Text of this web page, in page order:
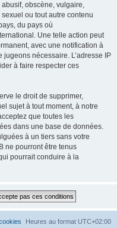
obscène, vulgaire,
ou tout autre contenu
du pays où
Une telle action peut
avec une notification à
jugeons nécessaire. L’adresse IP
à faire respecter ces
le droit de supprimer,
sujet à tout moment, à notre
que toutes les
dans une base de données.
à un tiers sans votre
ne pourront être tenus
pourrait conduire à la
Heures au format UTC+02:00